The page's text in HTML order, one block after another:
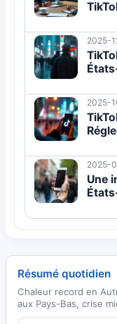
2025-
2025-
2025-
Une
Résumé quotidien
Chaleur record en
aux Pays-Bas, crise